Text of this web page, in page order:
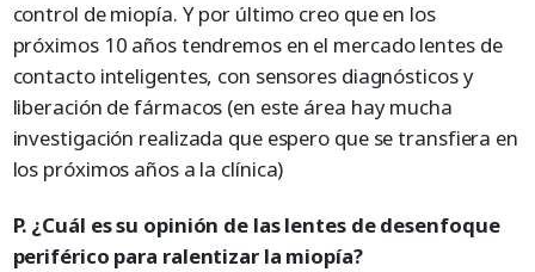
control de miopía. Y por último creo que en los
próximos 10 años tendremos en el mercado lentes de
contacto inteligentes, con sensores diagnósticos y
liberación de fármacos (en este área hay mucha
investigación realizada que espero que se transfiera en
los próximos años a la clínica)
P. ¿Cuál es su opinión de las lentes de desenfoque
periférico para ralentizar la miopía?